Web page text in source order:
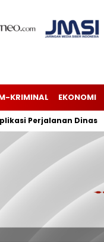
KRIMINAL EKONOMI
Perjalanan Dinas